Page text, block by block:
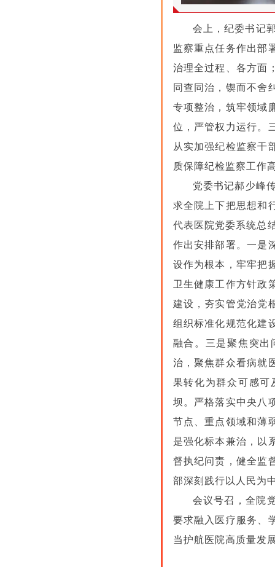
会上，纪委书记
监察重点任务作出部
治理全过程、各方面
同查同治，锲而不舍
专项整治，筑牢领域
位，严管权力运行。
从实加强纪检监察干
质保障纪检监察工作
党委书记郝少峰
求全院上下把思想和
代表医院党委系统总
作出安排部署。一是
设作为根本，牢牢把
卫生健康工作方针政
建设，夯实管党治党
组织标准化规范化建
融合。三是聚焦突出
治，聚焦群众看病就
果转化为群众可感可
坝。严格落实中央八
节点、重点领域和薄
是强化标本兼治，以
督执纪问责，健全监
部深刻践行以人民为
会议号召，全院
要求融入医疗服务、
当护航医院高质量发